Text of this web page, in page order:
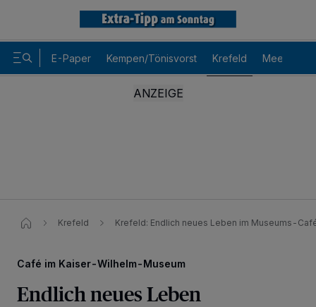
E-Paper Kempen/Tönisvorst Krefeld Meerbusch
Krefeld Krefeld: Endlich neues Leben im Museums-
Café im Kaiser-Wilhelm-Museum
Endlich neues Leben